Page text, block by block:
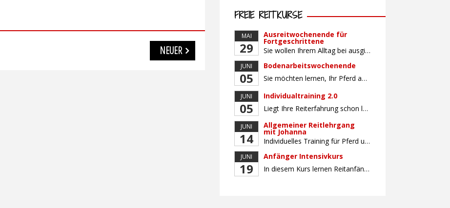
NEUER
FREIE REITKURSE
MAI
29
Ausreitwochenende für
Fortgeschrittene
Sie wollen Ihrem Alltag bei ausgiebigen Ritten durch unser wunderschönes Gelände entfliehen? Dann ist das Ausreitwochenende genau das Richtige. Geübte und sichere Reiter und Reiterinnen genießen die herrliche Natur unter erfahrener Rittführung. Teilnahme mit Leih- oder eigenem Pferd möglich. Mindestteilnehmerzahl: 5 Personen
JUNI
05
Bodenarbeitswochenende
Sie möchten lernen, Ihr Pferd am Boden gezielt zu gymnastizieren und durch feine Kommunikation zu führen? Dieser Kurs vermittelt, wie gezieltes und korrektes Longieren zur gymnastizierenden Arbeit mit dem Pferd beitragen. Wir arbeiten mit Hilfe eines Kappzaums – ohne Ausbinder oder andere Hilfszügel. Im Mittelpunkt stehen feine Kommunikation, klare Körpersprache und präzise Hilfengebung mit dem […]
JUNI
05
Individualtraining 2.0
Liegt Ihre Reiterfahrung schon länger zurück oder fühlen Sie sich noch nicht richtig fit? Oder sind Sie bereits ein sicherer Reiter und freuen sich auf weiterführenden Unterricht? Training für Reiter:innen mit unterschiedlicher Reiterfahrung, auf die Wünsche und Kenntnisse des Einzelnen abgestimmt. Ein abwechslungsreiches Programm mit individuellem Reitunterricht und für Fortgeschrittene auch mit Gangtraining findet in […]
JUNI
14
Allgemeiner Reitlehrgang
mit Johanna
Individuelles Training für Pferd und Reiter, auf die Bedürfnisse und Wünsche des Einzelnen abgestimmt. Der Reitunterricht findet in Zweiergruppen statt. Profitieren Sie von dem großen Erfahrungsschatz unserer Reitlehrerin Johanna Beuk. Sie ist erfolgreich auf nationaler und internationaler Ebene mit unterschiedlichsten Pferden im Sport unterwegs und verfügt über langjährige Erfahrung bei der Ausbildung von Pferd und […]
JUNI
19
Anfänger Intensivkurs
In diesem Kurs lernen Reitanfänger:innen sowie unsichere Reiter:innen den sicheren und respektvollen Umgang mit dem Pferd. Ohne Stress und Angst werden Ihnen mit unserer bewährten Methode Schritt für Schritt Grundlagen wie Putzen, Satteln, Aufsteigen und erste Reitübungen im Schritt und ggf. Trab vermittelt. Sie werden bei allen Tätigkeiten rund ums Pferd von unseren erfahrenen Reitlehrern […]